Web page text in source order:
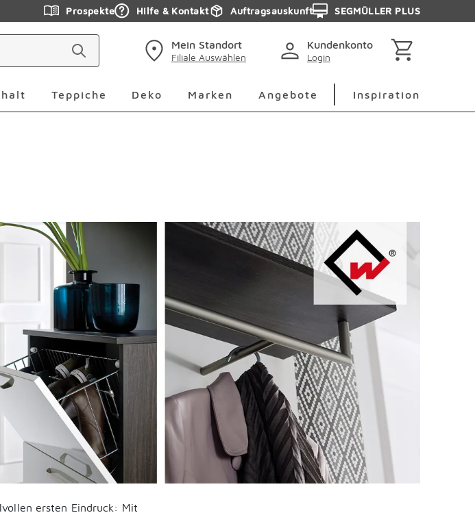
Prospekte Hilfe & Kontakt Auftragsauskunft SEGMÜLLER PLUS
Mein Standort
Filiale Auswählen
Kundenkonto
Login
Teppiche Deko Marken
Marken Überspringen
Angebote Inspiration
ersten Eindruck: Mit